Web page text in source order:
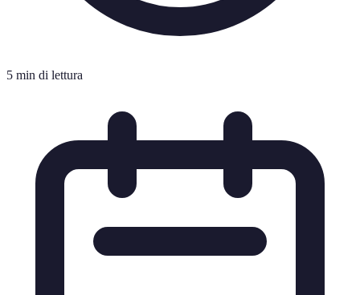
5 min di lettura